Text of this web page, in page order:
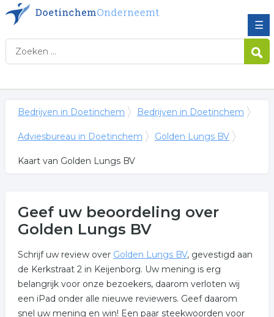
☰
Bedrijven in Doetinchem Bedrijven in Doetinchem
Adviesbureau in Doetinchem Golden Lungs BV
Kaart van Golden Lungs BV
Geef uw beoordeling over
Golden Lungs BV
Schrijf uw review over Golden Lungs BV, gevestigd aan
de Kerkstraat 2 in Keijenborg. Uw mening is erg
belangrijk voor onze bezoekers, daarom verloten wij
een iPad onder alle nieuwe reviewers. Geef daarom
snel uw mening en win! Een paar steekwoorden voor